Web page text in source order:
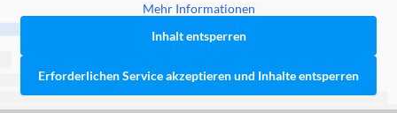
Mehr Informationen
Inhalt entsperren
Erforderlichen Service akzeptieren und Inhalte entsperren